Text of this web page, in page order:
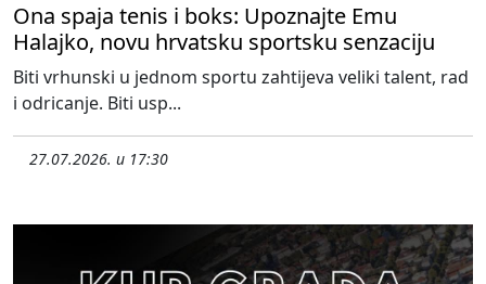
Ona spaja tenis i boks: Upoznajte Emu
Halajko, novu hrvatsku sportsku senzaciju
Biti vrhunski u jednom sportu zahtijeva veliki talent, rad
i odricanje. Biti usp...
27.07.2026. u 17:30